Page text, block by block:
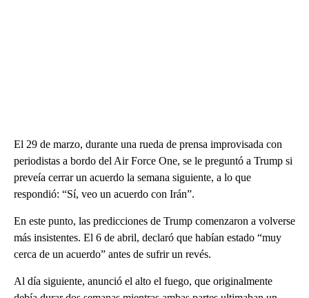
El 29 de marzo, durante una rueda de prensa improvisada con
periodistas a bordo del Air Force One, se le preguntó a Trump si
preveía cerrar un acuerdo la semana siguiente, a lo que
respondió: “Sí, veo un acuerdo con Irán”.
En este punto, las predicciones de Trump comenzaron a volverse
más insistentes. El 6 de abril, declaró que habían estado “muy
cerca de un acuerdo” antes de sufrir un revés.
Al día siguiente, anunció el alto el fuego, que originalmente